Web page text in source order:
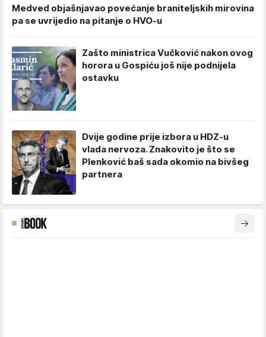
Medved objašnjavao povećanje braniteljskih mirovina
pa se uvrijedio na pitanje o HVO-u
Zašto ministrica Vučković nakon ovog
horora u Gospiću još nije podnijela
ostavku
Dvije godine prije izbora u HDZ-u
vlada nervoza. Znakovito je što se
Plenković baš sada okomio na bivšeg
partnera